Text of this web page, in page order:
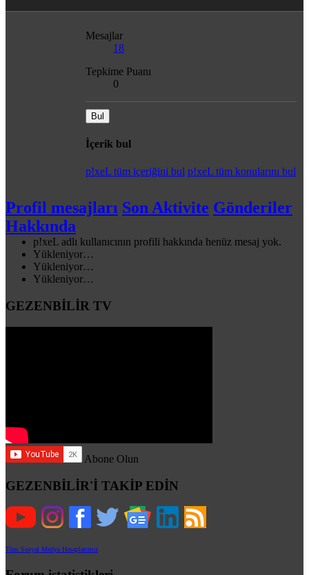
Mesajlar
18
Tepkime Puanı
0
Bul
İçerik bul
p!xeL tüm içeriğini bul p!xeL tüm konularını bul
Profil mesajları Son Aktivite Gönderiler
Hakkında
p!xeL adlı kullanıcının profili hakkında henüz mesaj yok.
Yükleniyor…
Yükleniyor…
Yükleniyor…
GEZENBİLİR TV
Abone Olun
GEZENBİLİR'İ TAKİP EDİN
Tüm Sosyal Medya Hesaplarımız